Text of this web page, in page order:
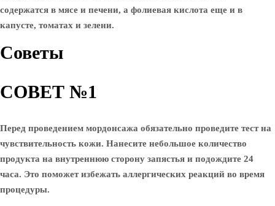
содержатся в мясе и печени, а фолиевая кислота еще и в
капусте, томатах и зелени.
Советы
СОВЕТ №1
Перед проведением мордонсажа обязательно проведите тест на
чувствительность кожи. Нанесите небольшое количество
продукта на внутреннюю сторону запястья и подождите 24
часа. Это поможет избежать аллергических реакций во время
процедуры.